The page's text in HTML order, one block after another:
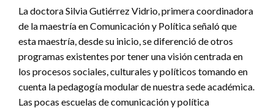
La doctora Silvia Gutiérrez Vidrio, primera coordinadora
de la maestría en Comunicación y Política señaló que
esta maestría, desde su inicio, se diferenció de otros
programas existentes por tener una visión centrada en
los procesos sociales, culturales y políticos tomando en
cuenta la pedagogía modular de nuestra sede académica.
Las pocas escuelas de comunicación y política